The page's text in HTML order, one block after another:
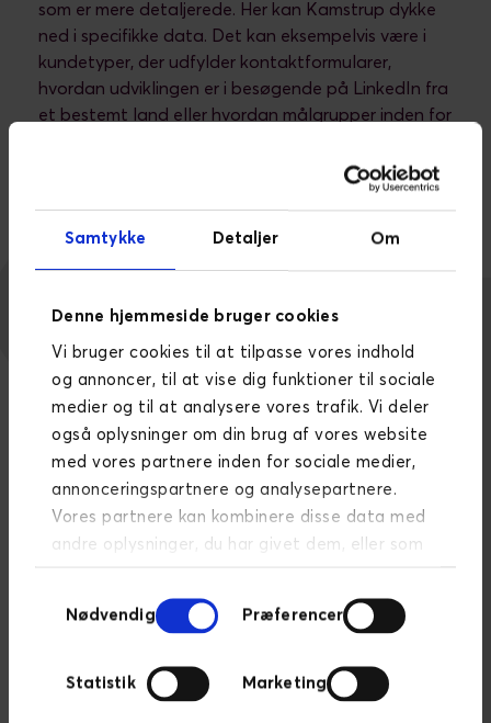
Samtykke Detaljer Om
Denne hjemmeside bruger cookies
Vi bruger cookies til at tilpasse vores indhold
og annoncer, til at vise dig funktioner til sociale
medier og til at analysere vores trafik. Vi deler
også oplysninger om din brug af vores website
med vores partnere inden for sociale medier,
annonceringspartnere og analysepartnere.
Vores partnere kan kombinere disse data med
andre oplysninger, du har givet dem, eller som
Læs mere om persondatapolitik
Nødvendig
Præferencer
Statistik Marketing
som er mere detaljerede. Her kan Kamstrup dykke
ned i specifikke data. Det kan eksempelvis være i
kundetyper, der udfylder kontaktformularer,
hvordan udviklingen er i besøgende på LinkedIn fra
et bestemt land eller hvordan målgrupper inden for